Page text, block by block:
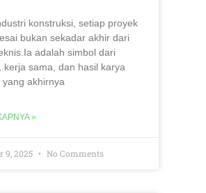
konstruksi, setiap proyek
bukan sekadar akhir dari
adalah simbol dari
kerja sama, dan hasil karya
yang akhirnya
»
9, 2025 No Comments